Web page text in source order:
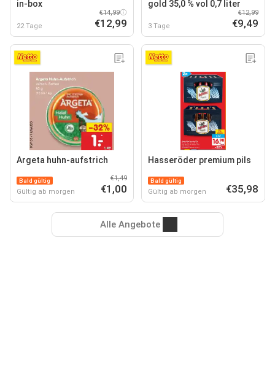
in-box
22 Tage
€14,99
€12,99
gold 35,0 % vol 0,7 liter
3 Tage
€12,99
€9,49
Argeta huhn-aufstrich
Bald gültig
Gültig ab morgen
€1,49
€1,00
Hasseröder premium pils
Bald gültig
Gültig ab morgen €35,98
Alle Angebote